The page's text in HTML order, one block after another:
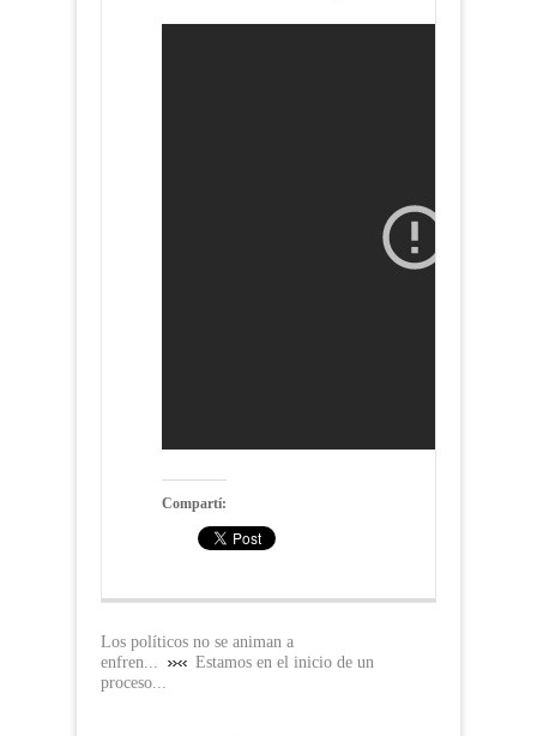
Compartí:
Los políticos no se animan a
enfren...
Estamos en el inicio de un
proceso...